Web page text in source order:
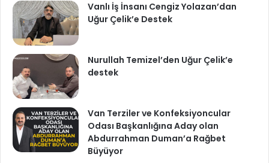
Vanlı İş İnsanı Cengiz Yolazan’dan
Uğur Çelik’e Destek
Nurullah Temizel’den Uğur Çelik’e
destek
Van Terziler ve Konfeksiyoncular
Odası Başkanlığına Aday olan
Abdurrahman Duman’a Rağbet
Büyüyor